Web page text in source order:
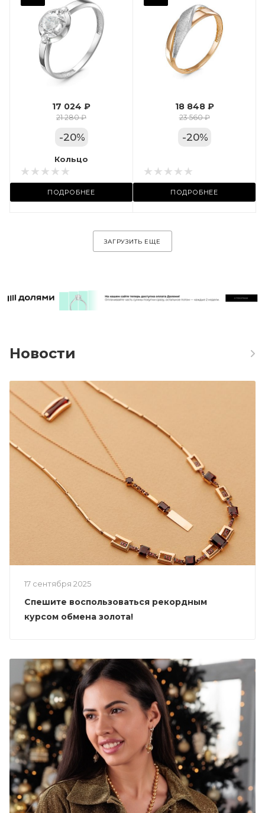
17 024 ₽
21 280 ₽
-20%
Кольцо
ПОДРОБНЕЕ
Вес драгметалла
Марка (бренд)
Дельта
Фианит
Цвет золота
КРАС
Местоположение:
ул. Пушкинская, 11А
18 848 ₽
23 560 ₽
-20%
ПОДРОБНЕЕ
ЗАГРУЗИТЬ ЕЩЕ
Новости
17 сентября 2025
Спешите воспользоваться рекордным
курсом обмена золота!